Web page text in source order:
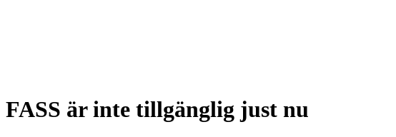
FASS är inte tillgänglig just nu